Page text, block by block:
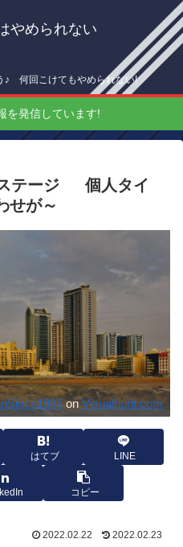
やめられない
何回こけてもやめられない!
を発信しています!
テージ 個人タイ
せが～
onVisualhunt.com
はてブ LINE
コピー
2022.02.22 2022.02.23